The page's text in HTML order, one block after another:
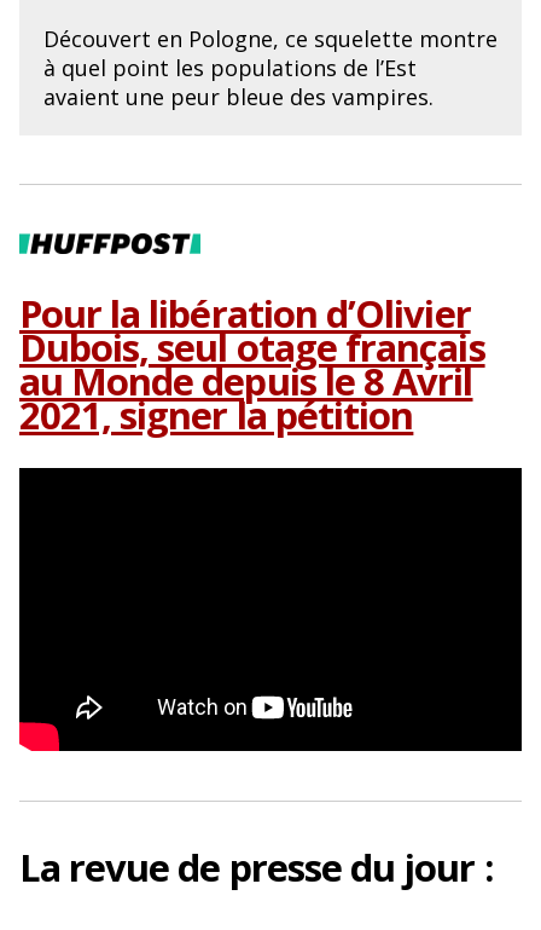
Découvert en Pologne, ce squelette montre
à quel point les populations de l’Est
avaient une peur bleue des vampires.
Pour la libération d’Olivier
Dubois, seul otage français
au Monde depuis le 8 Avril
2021, signer la pétition
La revue de pressedu jour :